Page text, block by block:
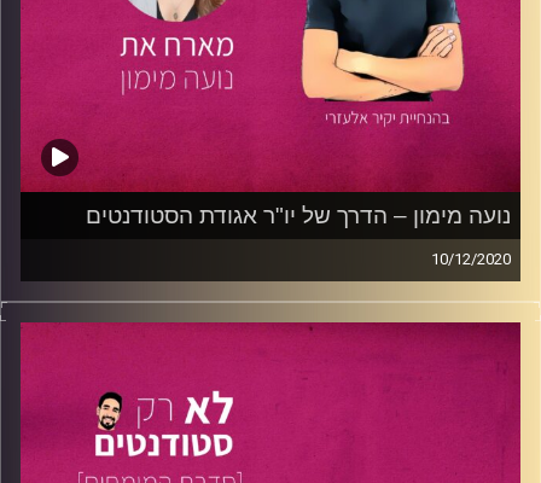
אם גם אתם רוצים לבחור בדרך ייחודית שתשלב את החלומות
שלכם וללמוד איך לנהל את הזמן שלכם נכון, הפרק הזה הוא
במיוחד בשבילכם!
נועה מימון – הדרך של יו"ר אגודת הסטודנטים
10/12/2020
קבלו את הפרק שיגרום לכם לרוץ לראשות אגודת הסטודנטים!
של
האקדמית תל אביב יפו, שם למדה לתואר הראשון
בפסיכולוגיה עם התמחות בניהול משאבי אנוש. בימים אלו
מתחילה נועה תואר שני במנהל עסקים באוניברסיטת תל אביב.